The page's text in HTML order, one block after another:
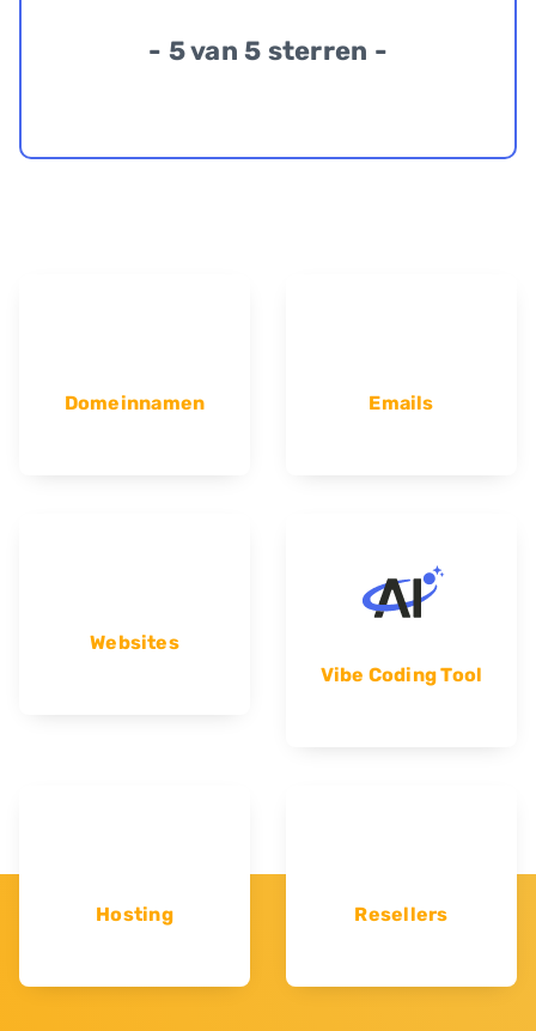
- 5 van 5 sterren -
Domeinnamen Emails
Websites
Vibe Coding Tool
Hosting Resellers